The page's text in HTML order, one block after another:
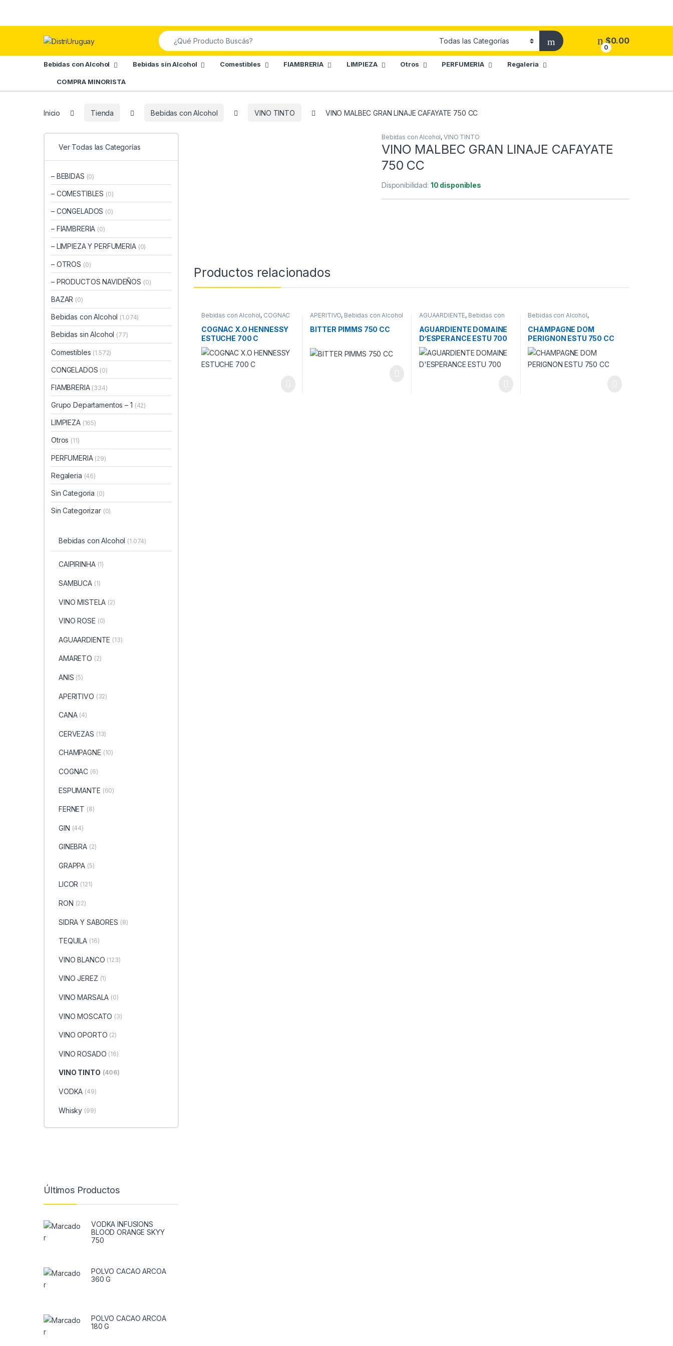
Search for:
0
$0.00
Bebidas con Alcohol Bebidas sin Alcohol Comestibles FIAMBRERIA LIMPIEZA Otros PERFUMERIA Regaleria
COMPRA MINORISTA
Inicio Tienda Bebidas con Alcohol VINO TINTO VINO MALBEC GRAN LINAJE CAFAYATE 750 CC
Bebidas con Alcohol,VINO TINTO
VINO MALBEC GRAN LINAJE CAFAYATE
750 CC
Disponibilidad: 10 disponibles
Productos relacionados
Bebidas con Alcohol, COGNAC
COGNAC X.O HENNESSY
ESTUCHE 700 C
APERITIVO, Bebidas con Alcohol
BITTER PIMMS 750 CC
AGUAARDIENTE, Bebidas con
AGUARDIENTE DOMAINE
D’ESPERANCE ESTU 700
Bebidas con Alcohol,
CHAMPAGNE DOM
PERIGNON ESTU 750 CC
Ver Todas las Categorías
– BEBIDAS (0)
– COMESTIBLES (0)
– CONGELADOS (0)
– FIAMBRERIA (0)
– LIMPIEZA Y PERFUMERIA (0)
– OTROS (0)
– PRODUCTOS NAVIDEÑOS (0)
BAZAR (0)
Bebidas con Alcohol (1.074)
Bebidas sin Alcohol (77)
Comestibles (1.572)
CONGELADOS (0)
FIAMBRERIA (334)
Grupo Departamentos – 1 (42)
LIMPIEZA (165)
Otros (11)
PERFUMERIA (29)
Regaleria (46)
Sin Categoria (0)
Sin Categorizar (0)
Bebidas con Alcohol (1.074)
CAIPIRINHA (1)
SAMBUCA (1)
VINO MISTELA (2)
VINO ROSE (0)
AGUAARDIENTE (13)
AMARETO (2)
ANIS (5)
APERITIVO (32)
CANA (4)
CERVEZAS (13)
CHAMPAGNE (10)
COGNAC (6)
ESPUMANTE (60)
FERNET (8)
GIN (44)
GINEBRA (2)
GRAPPA (5)
LICOR (121)
RON (22)
SIDRA Y SABORES (8)
TEQUILA (16)
VINO BLANCO (123)
VINO JEREZ (1)
VINO MARSALA (0)
VINO MOSCATO (3)
VINO OPORTO (2)
VINO ROSADO (16)
VINO TINTO (406)
VODKA (49)
Whisky (99)
Últimos Productos
VODKA INFUSIONS
BLOOD ORANGE SKYY
750
POLVO CACAO ARCOA
360 G
POLVO CACAO ARCOA
180 G